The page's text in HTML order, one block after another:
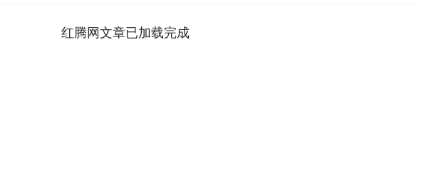
红腾网文章已加载完成